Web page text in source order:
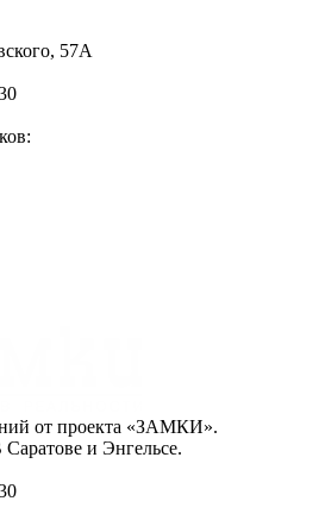
57А
от проекта «ЗАМКИ».
и Энгельсе.